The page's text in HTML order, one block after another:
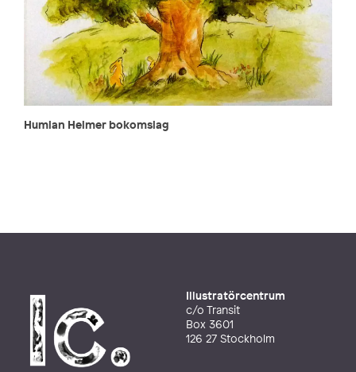
Humlan Helmer bokomslag
Illustratörcentrum
c/o Transit
Box 3601
126 27 Stockholm